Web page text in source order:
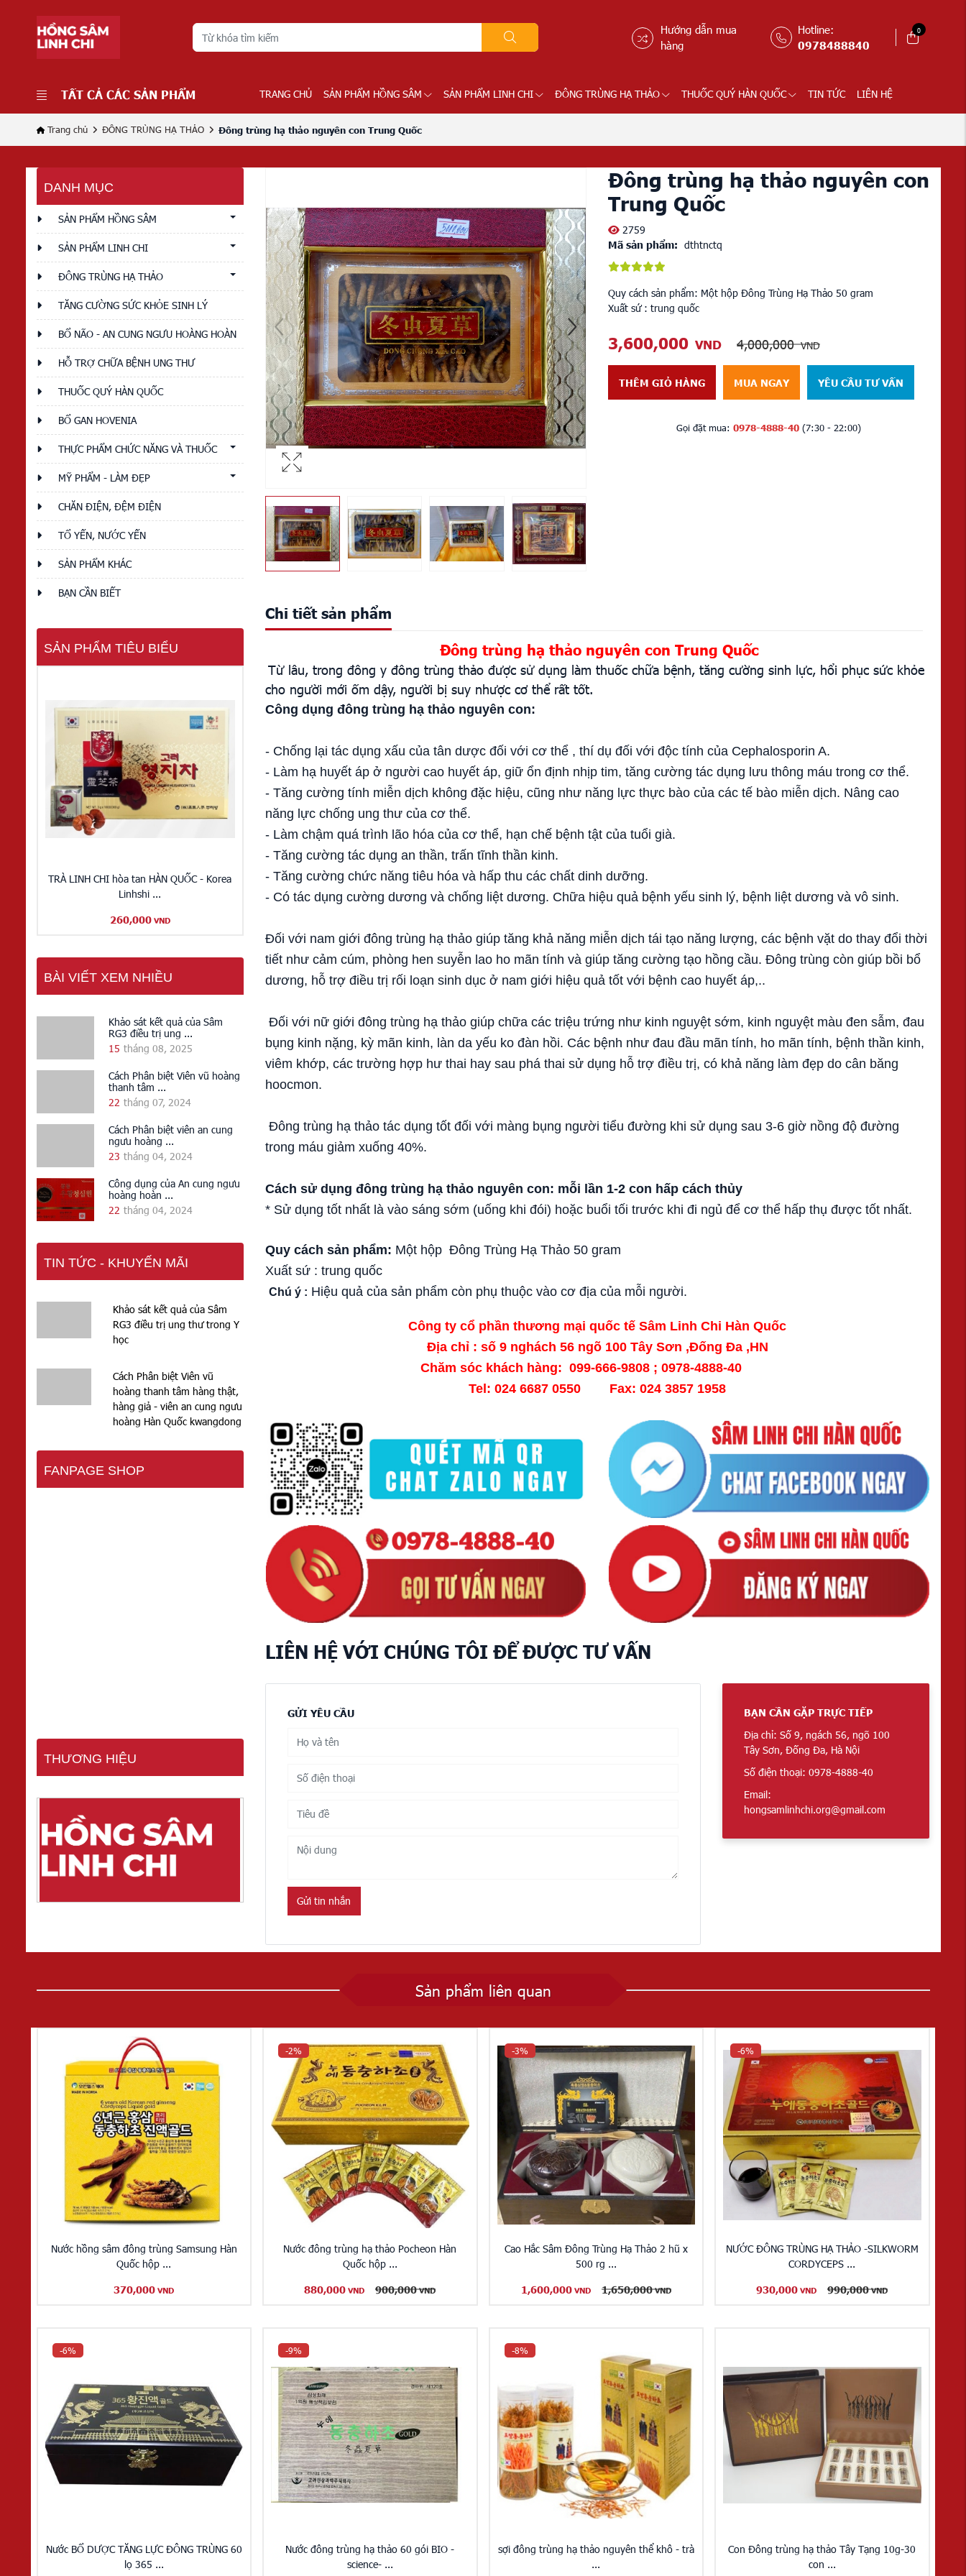
Hướng dẫn mua
hàng
Hotline:
0978488840
0
TẤT CẢ CÁC SẢN PHẨM TRANG CHỦ SẢN PHẨM HỒNG SÂM SẢN PHẨM LINH CHI ĐÔNG TRÙNG HẠ THẢO THUỐC QUÝ HÀN QUỐC TIN TỨC LIÊN HỆ
Trang chủ ĐÔNG TRÙNG HẠ THẢO Đông trùng hạ thảo nguyên con Trung Quốc
DANH MỤC
SẢN PHẨM HỒNG SÂM
SẢN PHẨM LINH CHI
ĐÔNG TRÙNG HẠ THẢO
TĂNG CƯỜNG SỨC KHỎE SINH LÝ
BỔ NÃO - AN CUNG NGƯU HOÀNG HOÀN
HỖ TRỢ CHỮA BỆNH UNG THƯ
THUỐC QUÝ HÀN QUỐC
BỔ GAN HOVENIA
THỰC PHẨM CHỨC NĂNG VÀ THUỐC
MỸ PHẨM - LÀM ĐẸP
CHĂN ĐIỆN, ĐỆM ĐIỆN
TỔ YẾN, NƯỚC YẾN
SẢN PHẨM KHÁC
BẠN CẦN BIẾT
SẢN PHẨM TIÊU BIỂU
TRÀ LINH CHI hòa tan HÀN QUỐC - Korea
Linhshi ...
260,000 VND
BÀI VIẾT XEM NHIỀU
Khảo sát kết quả của Sâm
RG3 điều trị ung ...
15 tháng 08, 2025
Cách Phân biệt Viên vũ hoàng
thanh tâm ...
22 tháng 07, 2024
Cách Phân biệt viên an cung
ngưu hoàng ...
23 tháng 04, 2024
Công dụng của An cung ngưu
hoàng hoàn ...
22 tháng 04, 2024
TIN TỨC - KHUYẾN MÃI
Khảo sát kết quả của Sâm
RG3 điều trị ung thư trong Y
học
Cách Phân biệt Viên vũ
hoàng thanh tâm hàng thật,
hàng giả - viên an cung ngưu
hoàng Hàn Quốc kwangdong
FANPAGE SHOP
THƯƠNG HIỆU
Đông trùng hạ thảo nguyên con
Trung Quốc
2759
Mã sản phẩm: dthtnctq
Quy cách sản phẩm: Một hộp Đông Trùng Hạ Thảo 50 gram
Xuất sứ : trung quốc
3,600,000 VND 4,000,000VND
THÊM GIỎ HÀNG MUA NGAY YÊU CẦU TƯ VẤN
Gọi đặt mua:0978-4888-40 (7:30 - 22:00)
Chi tiết sản phẩm
Đông trùng hạ thảo nguyên con Trung Quốc
Từ lâu, trong đông y đông trùng thảo được sử dụng làm thuốc chữa bệnh, tăng cường sinh lực, hổi phục sức khỏe
cho người mới ốm dậy, người bị suy nhược cơ thể rất tốt.
Công dụng đông trùng hạ thảo nguyên con:
- Chống lại tác dụng xấu của tân dược đối với cơ thể , thí dụ đối với độc tính của Cephalosporin A.
- Làm hạ huyết áp ở người cao huyết áp, giữ ổn định nhịp tim, tăng cường tác dụng lưu thông máu trong cơ thể.
- Tăng cường tính miễn dịch không đặc hiệu, cũng như năng lực thực bào của các tế bào miễn dịch. Nâng cao
năng lực chống ung thư của cơ thể.
- Làm chậm quá trình lão hóa của cơ thể, hạn chế bệnh tật của tuổi già.
- Tăng cường tác dụng an thần, trấn tĩnh thần kinh.
- Tăng cường chức năng tiêu hóa và hấp thu các chất dinh dưỡng.
- Có tác dụng cường dương và chống liệt dương. Chữa hiệu quả bệnh yếu sinh lý, bệnh liệt dương và vô sinh.
Đối với nam giới đông trùng hạ thảo giúp tăng khả năng miễn dịch tái tạo năng lượng, các bệnh vặt do thay đổi thời
tiết như cảm cúm, phòng hen suyễn lao ho mãn tính và giúp tăng cường tạo hồng cầu. Đông trùng còn giúp bồi bổ
dương, hỗ trợ điều trị rối loạn sinh dục ở nam giới hiệu quả tốt với bệnh cao huyết áp,..
Đối với nữ giới đông trùng hạ thảo giúp chữa các triệu trứng như kinh nguyệt sớm, kinh nguyệt màu đen sẫm, đau
bụng kinh nặng, kỳ mãn kinh, làn da yếu ko đàn hồi. Các bệnh như đau đầu mãn tính, ho mãn tính, bệnh thần kinh,
viêm khớp, các trường hợp hư thai hay sau phá thai sử dụng hỗ trợ điều trị, có khả năng làm đẹp do cân băng
hoocmon.
Đông trùng hạ thảo tác dụng tốt đối với màng bụng người tiểu đường khi sử dụng sau 3-6 giờ nồng độ đường
trong máu giảm xuống 40%.
Cách sử dụng đông trùng hạ thảo nguyên con: mỗi lần 1-2 con hấp cách thủy
* Sử dụng tốt nhất là vào sáng sớm (uống khi đói) hoặc buổi tối trước khi đi ngủ để cơ thể hấp thụ được tốt nhất.
Quy cách sản phẩm: Một hộp Đông Trùng Hạ Thảo 50 gram
Xuất sứ : trung quốc
Chú ý : Hiệu quả của sản phẩm còn phụ thuộc vào cơ địa của mỗi người.
Công ty cổ phần thương mại quốc tế Sâm Linh Chi Hàn Quốc
Địa chỉ : số 9 nghách 56 ngõ 100 Tây Sơn ,Đống Đa ,HN
Chăm sóc khách hàng: 099-666-9808 ; 0978-4888-40
Tel: 024 6687 0550 Fax: 024 3857 1958
LIÊN HỆ VỚI CHÚNG TÔI ĐỂ ĐƯỢC TƯ VẤN
GỬI YÊU CẦU
Gửi tin nhắn
BẠN CẦN GẶP TRỰC TIẾP
Địa chỉ: Số 9, ngách 56, ngõ 100
Tây Sơn, Đống Đa, Hà Nội
Số điện thoại: 0978-4888-40
Email:
hongsamlinhchi.org@gmail.com
Sản phẩm liên quan
Nước hồng sâm đông trùng Samsung Hàn
Quốc hộp ...
370,000 VND
-2%
Nước đông trùng hạ thảo Pocheon Hàn
Quốc hộp ...
880,000 VND 900,000 VND
-3%
Cao Hắc Sâm Đông Trùng Hạ Thảo 2 hũ x
500 rg ...
1,600,000 VND 1,650,000 VND
-6%
NƯỚC ĐÔNG TRÙNG HẠ THẢO -SILKWORM
CORDYCEPS ...
930,000 VND 990,000 VND
-6%
Nước BỔ DƯỢC TĂNG LỰC ĐÔNG TRÙNG 60
lọ 365 ...
-9%
Nước đông trùng hạ thảo 60 gói BIO -
science- ...
-8%
sợi đông trùng hạ thảo nguyên thể khô - trà
...
Con Đông trùng hạ thảo Tây Tạng 10g-30
con ...